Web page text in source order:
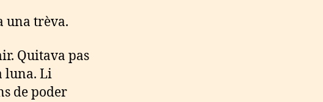
una trèva.
Quitava pas
luna. Li
de poder